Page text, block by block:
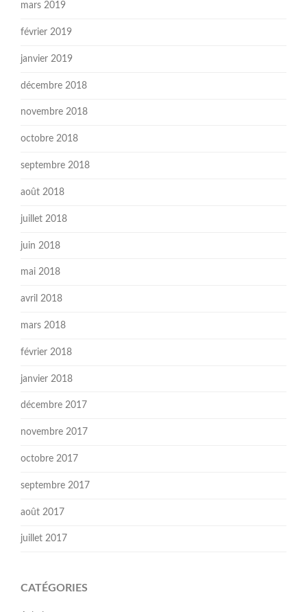
mars 2019
février 2019
janvier 2019
décembre 2018
novembre 2018
octobre 2018
septembre 2018
août 2018
juillet 2018
juin 2018
mai 2018
avril 2018
mars 2018
février 2018
janvier 2018
décembre 2017
novembre 2017
octobre 2017
septembre 2017
août 2017
juillet 2017
CATÉGORIES